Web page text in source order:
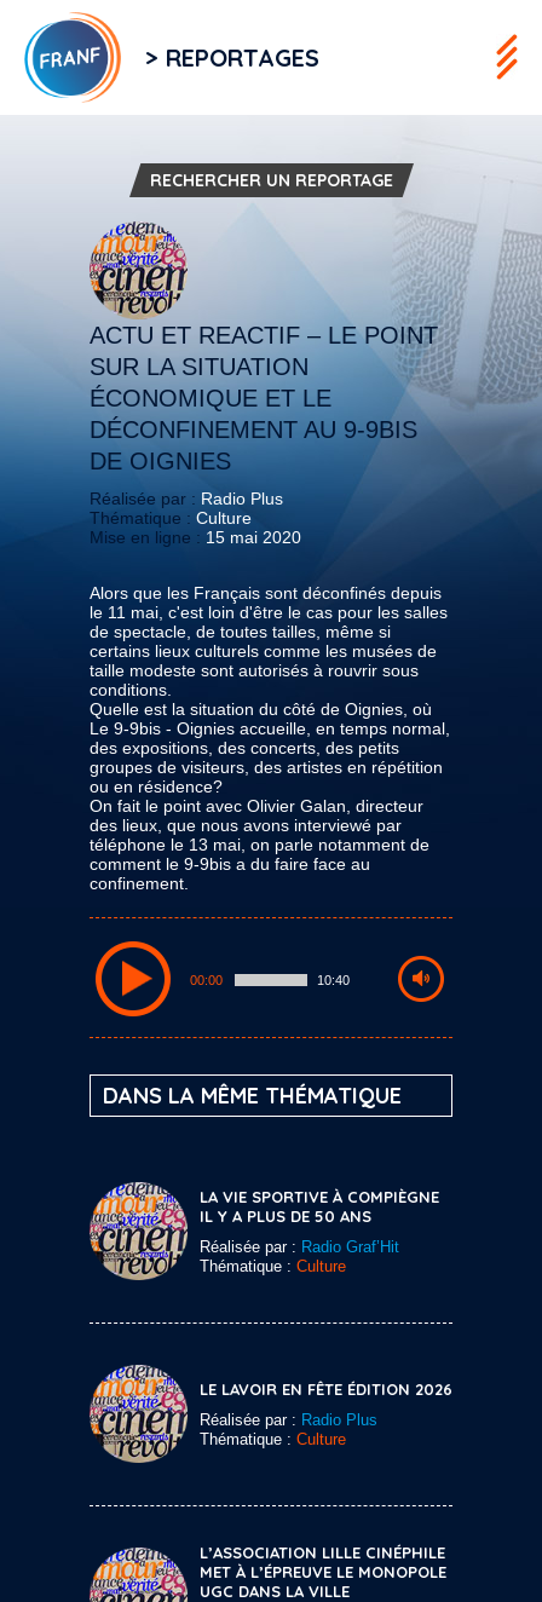
> REPORTAGES
RECHERCHER UN REPORTAGE
ACTU ET REACTIF – LE POINT
SUR LA SITUATION
ÉCONOMIQUE ET LE
DÉCONFINEMENT AU 9-9BIS
DE OIGNIES
Réalisée par : Radio Plus
Thématique : Culture
Mise en ligne : 15 mai 2020
Alors que les Français sont déconfinés depuis
le 11 mai, c'est loin d'être le cas pour les salles
de spectacle, de toutes tailles, même si
certains lieux culturels comme les musées de
taille modeste sont autorisés à rouvrir sous
conditions.
Quelle est la situation du côté de Oignies, où
Le 9-9bis - Oignies accueille, en temps normal,
des expositions, des concerts, des petits
groupes de visiteurs, des artistes en répétition
ou en résidence?
On fait le point avec Olivier Galan, directeur
des lieux, que nous avons interviewé par
téléphone le 13 mai, on parle notamment de
comment le 9-9bis a du faire face au
confinement.
00:00 10:40
DANS LA MÊME THÉMATIQUE
LA VIE SPORTIVE À COMPIÈGNE
IL Y A PLUS DE 50 ANS
Réalisée par : Radio Graf’Hit
Thématique : Culture
LE LAVOIR EN FÊTE ÉDITION 2026
Réalisée par : Radio Plus
Thématique : Culture
L’ASSOCIATION LILLE CINÉPHILE
MET À L’ÉPREUVE LE MONOPOLE
UGC DANS LA VILLE